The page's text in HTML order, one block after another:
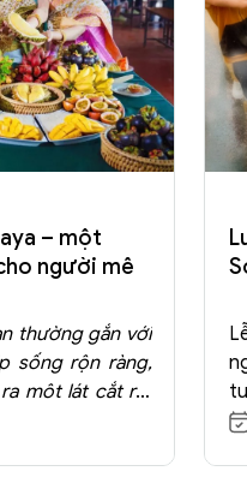
– một
người mê
thường gắn với
sống rộn ràng,
một lát cắt rất
truyền thống